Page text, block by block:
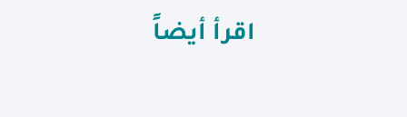
اقرأ أيضاً